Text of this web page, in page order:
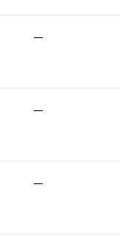
—
—
—